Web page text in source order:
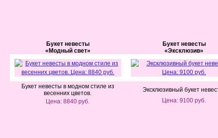
Букет невесты
«Модный свет»
Букет невесты в модном стиле из
весенних цветов.
Цена: 8840 руб.
Букет невесты
«Эксклюзив»
Эксклюзивный букет
Цена: 9100 руб.